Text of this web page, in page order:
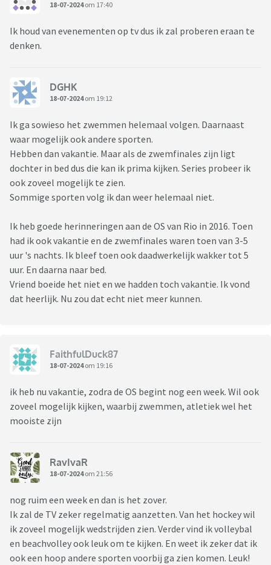
18-07-2024om 17:40
Ik houd van evenementen op tv dus ik zal proberen eraan te
denken.
DGHK
18-07-2024om 19:12
Ik ga sowieso het zwemmen helemaal volgen. Daarnaast
waar mogelijk ook andere sporten.
Hebben dan vakantie. Maar als de zwemfinales zijn ligt
dochter in bed dus die kan ik prima kijken. Series probeer ik
ook zoveel mogelijk te zien.
Sommige sporten volg ik dan weer helemaal niet.
Ik heb goede herinneringen aan de OS van Rio in 2016. Toen
had ik ook vakantie en de zwemfinales waren toen van 3-5
uur 's nachts. Ik bleef toen ook daadwerkelijk wakker tot 5
uur. En daarna naar bed.
Vriend boeide het niet en we hadden toch vakantie. Ik vond
dat heerlijk. Nu zou dat echt niet meer kunnen.
FaithfulDuck87
18-07-2024om 19:16
ik heb nu vakantie, zodra de OS begint nog een week. Wil ook
zoveel mogelijk kijken, waarbij zwemmen, atletiek wel het
mooiste zijn
RavIvaR
18-07-2024om 21:56
nog ruim een week en dan is het zover.
Ik zal de TV zeker regelmatig aanzetten. Van het hockey wil
ik zoveel mogelijk wedstrijden zien. Verder vind ik volleybal
en beachvolley ook leuk om te kijken. En weet ik zeker dat ik
ook een hoop andere sporten voorbij ga zien komen. Leuk!